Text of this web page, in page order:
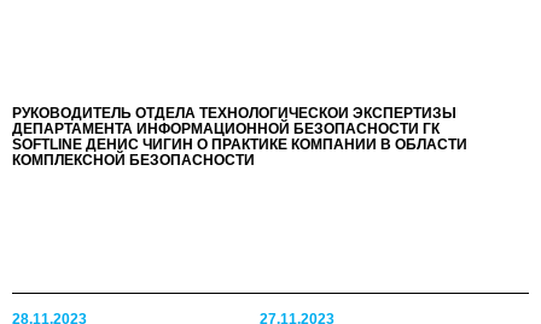
РУКОВОДИТЕЛЬ ОТДЕЛА ТЕХНОЛОГИЧЕСКОЙ ЭКСПЕРТИЗЫ
ДЕПАРТАМЕНТА ИНФОРМАЦИОННОЙ БЕЗОПАСНОСТИ ГК
SOFTLINE ДЕНИС ЧИГИН О ПРАКТИКЕ КОМПАНИИ В ОБЛАСТИ
КОМПЛЕКСНОЙ БЕЗОПАСНОСТИ
28.11.2023
27.11.2023